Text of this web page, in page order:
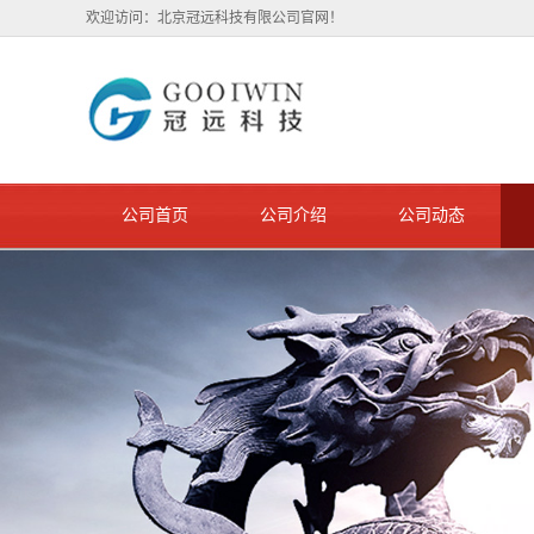
欢迎访问：北京冠远科技有限公司官网！
公司首页 公司介绍 公司动态